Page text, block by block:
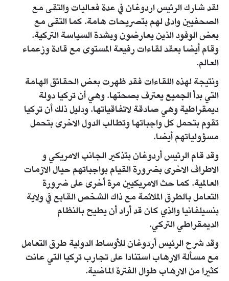
لقد شارك الرئيس اردوغان في عدة فعاليات والتقى مع
الصحفيين وادلى لهم بتصريحات هامة. كما التقى مع
بعض الوفود الذين يعارضون وبشدة السياسة التركية.
وقام أيضا بعقد لقاءات رفيعة المستوى مع قادة وزعماء
العالم.
ونتيجة لهذه اللقاءات فقد ظهرت بعض الحقائق الهامة
التي بدأ الجميع يعترف بصحتها. وهي أن تركيا دولة
ديمقراطية وهي صادقة لاتفاقياتها. ودليل ذلك أن تركيا
تقوم بتحمل كل واجباتها وتطالب الدول الاخرى بتحمل
مسؤولياتهم أيضا.
وقد قام الرئيس أردوغان بتذكير الجانب الامريكي و
الاطراف الاخرى بضرورة القيام بواجباتهم حيال الازمات
العالمية. كما حث الامريكيين مرة أخرى على ضرورة
التعامل بالطرق الملائمة مع ذاك الشخص القابع في ولاية
بنسيلفانيا والذي كان قد أراد أن يطيح بالنظام
الديمقراطي التركي.
وقد شرح الرئيس أردوغان للأوساط الدولية طرق التعامل
مع مسألة الارهاب استنادا على تجارب تركيا التي عانت
كثيرا من الارهاب طوال الفترة الماضية.